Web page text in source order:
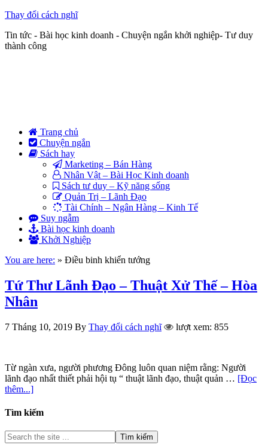
Thay đổi cách nghĩ
Tin tức - Bài học kinh doanh - Chuyện ngắn khởi nghiệp- Tư duy
thành công
Trang chủ
Chuyện ngắn
Sách hay
Marketing – Bán Hàng
Nhân Vật – Bài Học Kinh doanh
Sách tư duy – Kỹ năng sống
Quản Trị – Lãnh Đạo
Tài Chính – Ngân Hàng – Kinh Tế
Suy ngẫm
Bài học kinh doanh
Khởi Nghiệp
You are here: » Điều binh khiển tướng
Tứ Thư Lãnh Đạo – Thuật Xử Thế – Hòa
Nhân
7 Tháng 10, 2019 By Thay đổi cách nghĩ lượt xem: 855
Từ ngàn xưa, người phương Đông luôn quan niệm rằng: Người
lãnh đạo nhất thiết phải hội tụ “ thuật lãnh đạo, thuật quản … [Đọc
thêm...]
Tìm kiếm